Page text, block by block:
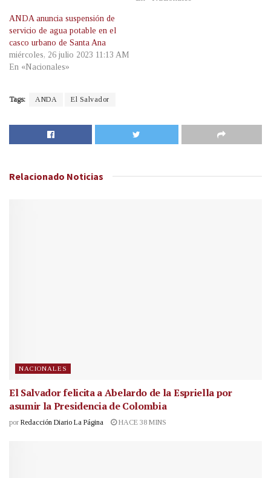
ANDA anuncia suspensión de
servicio de agua potable en el
casco urbano de Santa Ana
miércoles, 26 julio 2023 11:13 AM
En «Nacionales»
Tags: ANDA El Salvador
Relacionado Noticias
NACIONALES
El Salvador felicita a Abelardo de la Espriella por
asumir la Presidencia de Colombia
por Redacción Diario La Página HACE 38 MINS